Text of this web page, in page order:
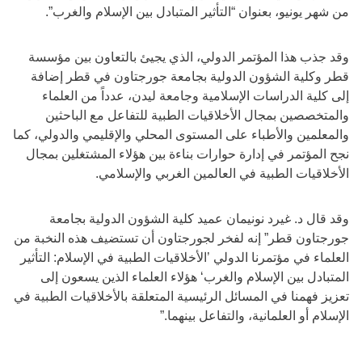
من شهر يونيو، بعنوان “التأثير المتبادل بين الإسلام والغرب”.
وقد جذب هذا المؤتمر الدولي، الذي يجيئ بالتعاون بين مؤسسة
قطر وكلية الشؤون الدولية بجامعة جورجتاون في قطر إضافة
إلى كلية الدراسات الإسلامية وجامعة ليدن، عدداً من العلماء
والمتخصصين بمجال الأخلاقيات الطبية للتفاعل مع الباحثين
والمعلمين والأطباء على المستوى المحلي والإقليمي والدولي، كما
نجح المؤتمر في إدارة حوارات بناءة بين هؤلاء المشتغلين بمجال
الأخلاقيات الطبية في العالمين الغربي والإسلامي.
وقد قال د. غيرد نونيمان عميد كلية الشؤون الدولية بجامعة
جورجتاون قطر” إنه لفخر لجورجتاون أن تستضيف هذه النخبة من
العلماء في مؤتمرنا الدولي ’الأخلاقيات الطبية في الإسلام: التأثير
المتبادل بين الإسلام والغرب‘ هؤلاء العلماء الذين يسعون إلى
تعزيز فهمنا في المسائل الرئيسية المتعلقة بالأخلاقيات الطبية في
الإسلام أو العلمانية، والتفاعل بينهما.”